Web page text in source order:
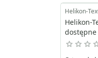
Helikon-
Helikon-